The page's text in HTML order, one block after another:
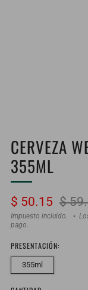
CERVEZA
355ML
Precio
habitual
$ 50.15
de
$
Impuesto incluido.
pago.
PRESENTACIÓN:
355ml